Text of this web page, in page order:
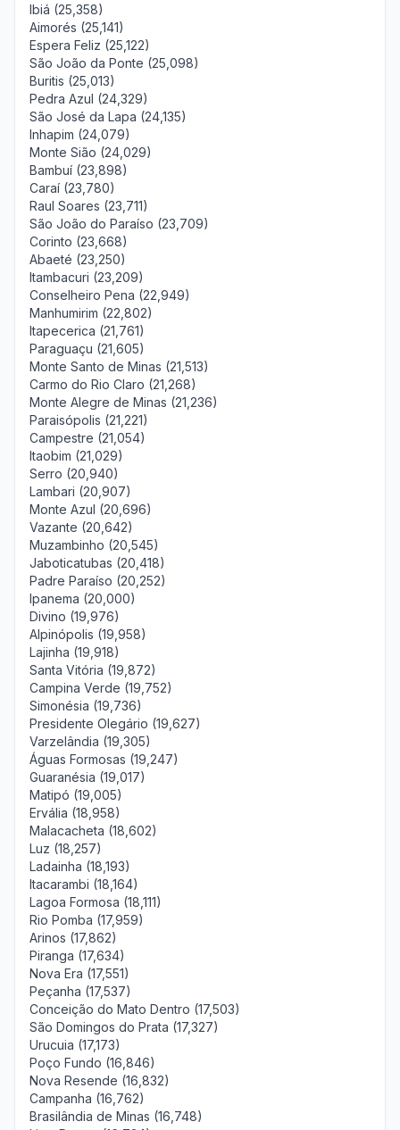
Ibiá (25,358)
Aimorés (25,141)
Espera Feliz (25,122)
São João da Ponte (25,098)
Buritis (25,013)
Pedra Azul (24,329)
São José da Lapa (24,135)
Inhapim (24,079)
Monte Sião (24,029)
Bambuí (23,898)
Caraí (23,780)
Raul Soares (23,711)
São João do Paraíso (23,709)
Corinto (23,668)
Abaeté (23,250)
Itambacuri (23,209)
Conselheiro Pena (22,949)
Manhumirim (22,802)
Itapecerica (21,761)
Paraguaçu (21,605)
Monte Santo de Minas (21,513)
Carmo do Rio Claro (21,268)
Monte Alegre de Minas (21,236)
Paraisópolis (21,221)
Campestre (21,054)
Itaobim (21,029)
Serro (20,940)
Lambari (20,907)
Monte Azul (20,696)
Vazante (20,642)
Muzambinho (20,545)
Jaboticatubas (20,418)
Padre Paraíso (20,252)
Ipanema (20,000)
Divino (19,976)
Alpinópolis (19,958)
Lajinha (19,918)
Santa Vitória (19,872)
Campina Verde (19,752)
Simonésia (19,736)
Presidente Olegário (19,627)
Varzelândia (19,305)
Águas Formosas (19,247)
Guaranésia (19,017)
Matipó (19,005)
Ervália (18,958)
Malacacheta (18,602)
Luz (18,257)
Ladainha (18,193)
Itacarambi (18,164)
Lagoa Formosa (18,111)
Rio Pomba (17,959)
Arinos (17,862)
Piranga (17,634)
Nova Era (17,551)
Peçanha (17,537)
Conceição do Mato Dentro (17,503)
São Domingos do Prata (17,327)
Urucuia (17,173)
Poço Fundo (16,846)
Nova Resende (16,832)
Campanha (16,762)
Brasilândia de Minas (16,748)